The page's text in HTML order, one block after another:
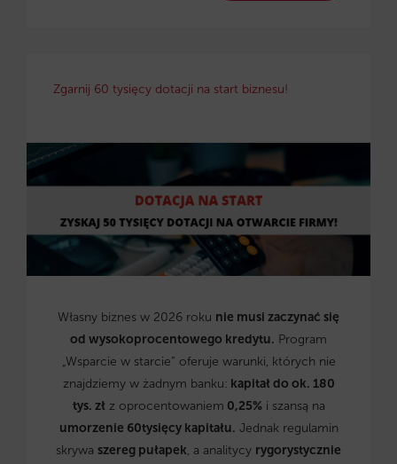
Zgarnij 60 tysięcy dotacji na start biznesu!
Własny biznes w 2026 roku nie musi zaczynać się
od wysokoprocentowego kredytu. Program
„Wsparcie w starcie” oferuje warunki, których nie
znajdziemy w żadnym banku: kapitał do ok. 180
tys. zł z oprocentowaniem 0,25%i szansą na
umorzenie 60tysięcy kapitału. Jednak regulamin
skrywa szereg pułapek, a analitycy rygorystycznie